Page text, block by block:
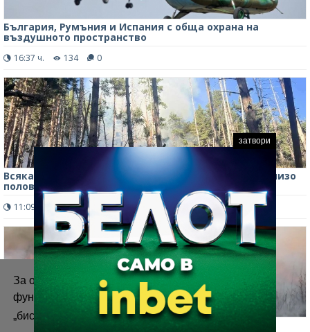
За осигуряване на правилното
функциониране на уебсайта ние използваме
„бисквитки“.
Повече информация
България, Румъния и Испания с обща охрана на
въздушното пространство
16:37 ч. 134 0
Всяка година у нас изгарят гори с площ колкото близо
половин Витоша
11:09 ч. 132 0
Пожари изпепелиха над 2 600 декара сухи треви в
затвори